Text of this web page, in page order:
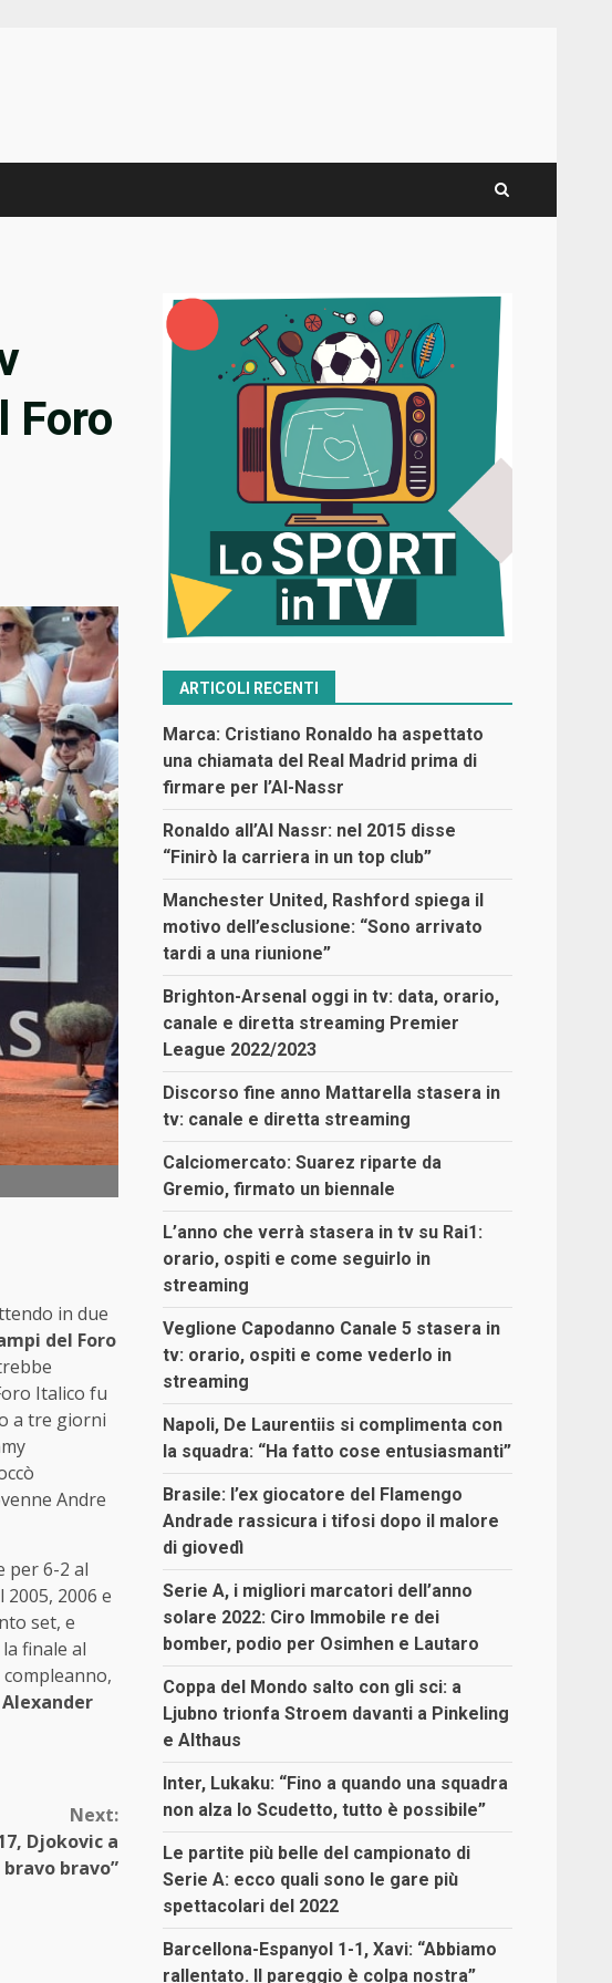
Foro
in due
del Foro
Italico fu
a tre giorni
Andre
per 6-2 al
2006 e
set, e
finale al
Next:
Djokovic a
bravo”
ARTICOLI RECENTI
Marca: Cristiano Ronaldo ha aspettato
una chiamata del Real Madrid prima di
firmare per l’Al-Nassr
Ronaldo all’Al Nassr: nel 2015 disse
“Finirò la carriera in un top club”
Manchester United, Rashford spiega il
motivo dell’esclusione: “Sono arrivato
tardi a una riunione”
Brighton-Arsenal oggi in tv: data, orario,
canale e diretta streaming Premier
League 2022/2023
Discorso fine anno Mattarella stasera in
tv: canale e diretta streaming
Calciomercato: Suarez riparte da
Gremio, firmato un biennale
L’anno che verrà stasera in tv su Rai1:
orario, ospiti e come seguirlo in
streaming
Veglione Capodanno Canale 5 stasera in
tv: orario, ospiti e come vederlo in
streaming
Napoli, De Laurentiis si complimenta con
la squadra: “Ha fatto cose entusiasmanti”
Brasile: l’ex giocatore del Flamengo
Andrade rassicura i tifosi dopo il malore
di giovedì
Serie A, i migliori marcatori dell’anno
solare 2022: Ciro Immobile re dei
bomber, podio per Osimhen e Lautaro
Coppa del Mondo salto con gli sci: a
Ljubno trionfa Stroem davanti a Pinkeling
e Althaus
Inter, Lukaku: “Fino a quando una squadra
non alza lo Scudetto, tutto è possibile”
Le partite più belle del campionato di
Serie A: ecco quali sono le gare più
spettacolari del 2022
Barcellona-Espanyol 1-1, Xavi: “Abbiamo
rallentato. Il pareggio è colpa nostra”